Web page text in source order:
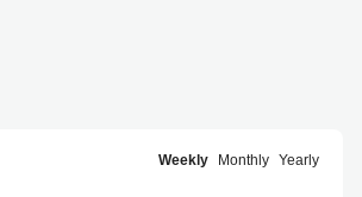
Weekly Monthly Yearly